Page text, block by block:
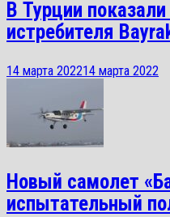
В Турции
истребителя
14 марта 202214 марта 2022
Новый самолет
испытательный